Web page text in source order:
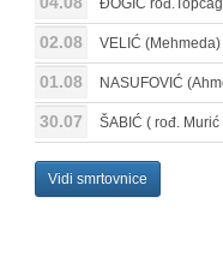
ĐOGIĆ
02.08 VELIĆ
01.08 NASUFOVIĆ
30.07 ŠABIĆ ( rođ. Murić
Vidi smrtovnice